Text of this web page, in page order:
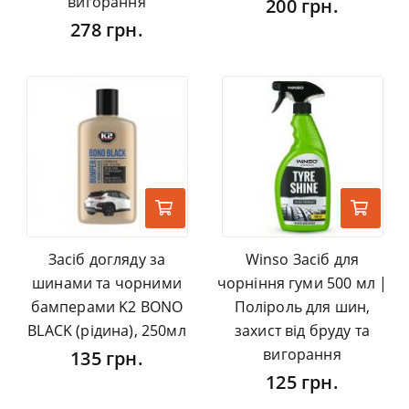
278 грн.
200 грн.
Засіб догляду за
шинами та чорними
бамперами K2 BONO
BLACK (рідина), 250мл
135 грн.
Winso Засіб для
чорніння гуми 500 мл |
Поліроль для шин,
захист від бруду та
вигорання
125 грн.